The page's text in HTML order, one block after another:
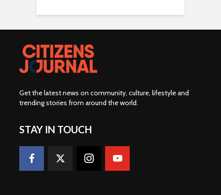
Get the latest news on community, culture, lifestyle and
trending stories from around the world.
STAY IN TOUCH